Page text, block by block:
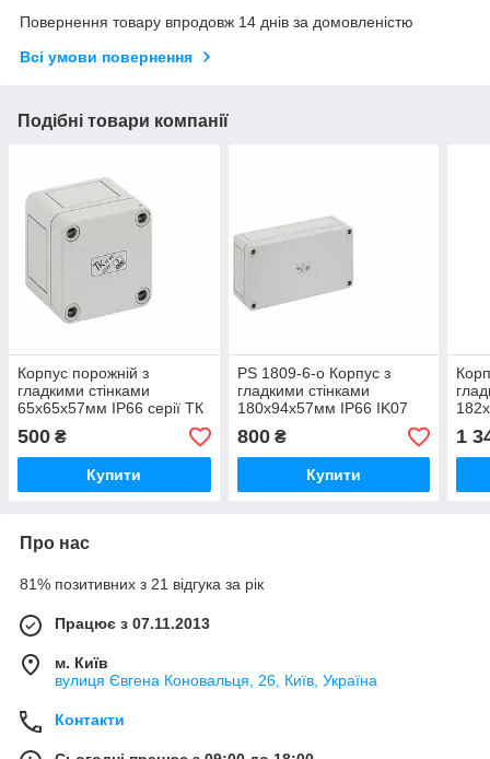
Повернення товару впродовж 14 днів за домовленістю
Всі умови повернення
Подібні товари компанії
Корпус порожній з
гладкими стінками
65x65x57мм IP66 серії ТК
PS 77-6-o 11040101
500 ₴
Купити
PS 1809-6-o Корпус з
гладкими стінками
180x94x57мм IP66 IK07
серія ТК Spelsberg
11041001
800₴
Купити
11-
1
Про нас
81% позитивних з 21 відгука за рік
Працює з 07.11.2013
м. Київ
вулиця Євгена Коновальця, 26, Київ, Україна
Контакти